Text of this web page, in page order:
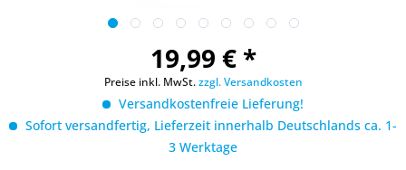
19,99 € *
Preise inkl. MwSt.zzgl. Versandkosten
Versandkostenfreie Lieferung!
Sofort versandfertig, Lieferzeit innerhalb Deutschlands ca. 1-
3 Werktage